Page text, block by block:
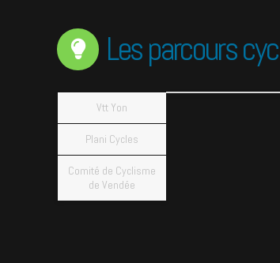
Les parcours
Vtt Yon
Plani Cycles
Comité de Cyclisme
de Vendée